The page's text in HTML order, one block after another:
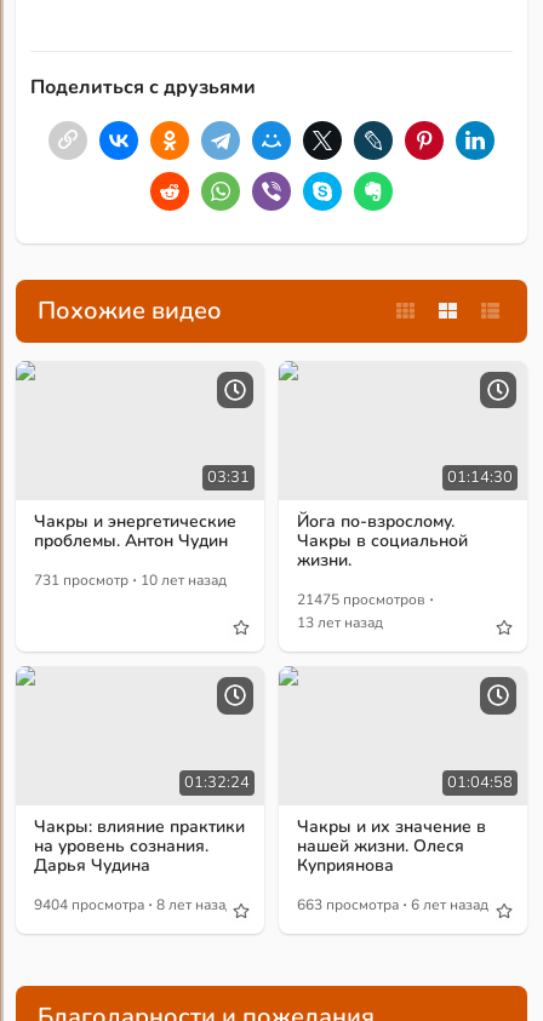
Поделиться с друзьями
Похожие видео
03:31
Чакры и энергетические
проблемы. Антон Чудин
731 просмотр · 10 лет назад
01:14:30
Йога по-взрослому.
Чакры в социальной
жизни.
21475 просмотров ·
13 лет назад
01:32:24
Чакры: влияние практики
на уровень сознания.
Дарья Чудина
9404 просмотра · 8 лет назад
01:04:58
Чакры и их значение в
нашей жизни. Олеся
Куприянова
663 просмотра · 6 лет назад